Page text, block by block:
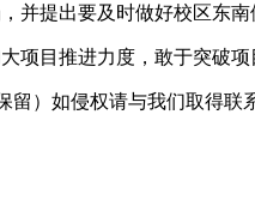
提出要及时做好校区东南
目推进力度，敢于突破项
留）如侵权请与我们取得联